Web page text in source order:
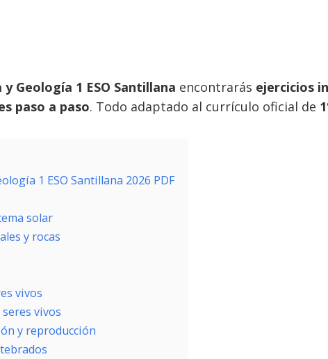
Geología 1 ESO Santillana encontrarás ejercicios
paso a paso. Todo adaptado al currículo oficial de
1 ESO Santillana 2026 PDF
solar
y rocas
vivos
vivos
y reproducción